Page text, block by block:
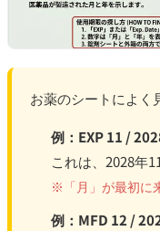
お薬のシートによく
例：EXP 11 /
これは、2028年
※「月」が最初に
例：MFD 12 /